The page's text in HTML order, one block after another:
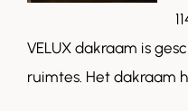
VELUX dakraam is
ruimtes. Het dakraam